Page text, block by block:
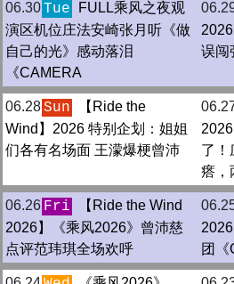
06.30Tue
FULL乘风之夜观
演区机位庄法安崎张月听《做
自己的光》感动落泪
《CAMERA
误闯
06.28Sun
【Ride the
Wind】2026 特别企划：姐姐
们各有名场面 王濛爆梗曾沛
了！
瘩，
06.26 Fri
【Ride the Wind
2026】《乘风2026》曾沛慈
点评范玮琪全场欢呼
团《